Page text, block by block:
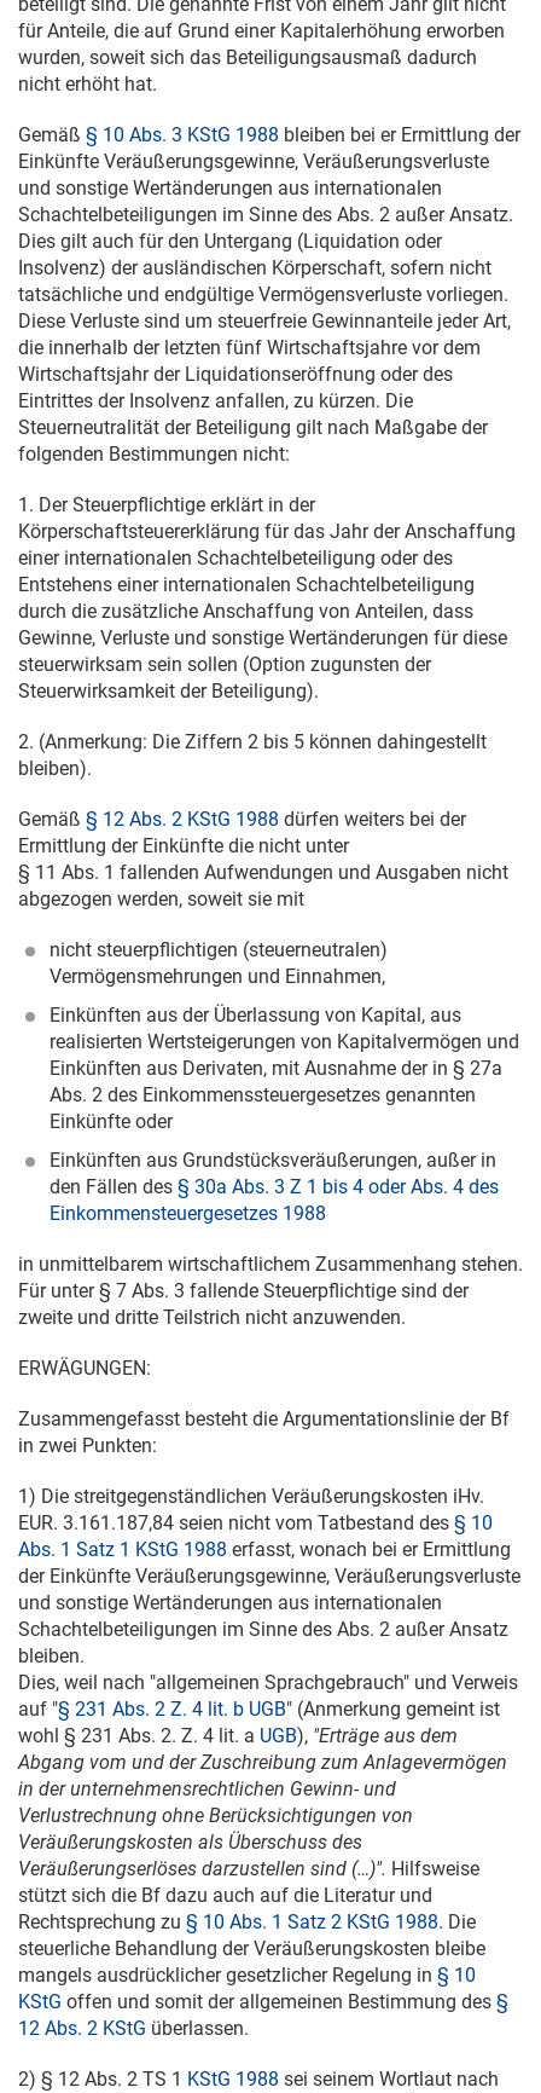
für Anteile, die auf Grund einer Kapitalerhöhung erworben
wurden, soweit sich das Beteiligungsausmaß dadurch
nicht erhöht hat.
Gemäß § 10 Abs. 3 KStG 1988 bleiben bei er Ermittlung der
Einkünfte Veräußerungsgewinne, Veräußerungsverluste
und sonstige Wertänderungen aus internationalen
Schachtelbeteiligungen im Sinne des Abs. 2 außer Ansatz.
Dies gilt auch für den Untergang (Liquidation oder
Insolvenz) der ausländischen Körperschaft, sofern nicht
tatsächliche und endgültige Vermögensverluste vorliegen.
Diese Verluste sind um steuerfreie Gewinnanteile jeder Art,
die innerhalb der letzten fünf Wirtschaftsjahre vor dem
Wirtschaftsjahr der Liquidationseröffnung oder des
Eintrittes der Insolvenz anfallen, zu kürzen. Die
Steuerneutralität der Beteiligung gilt nach Maßgabe der
folgenden Bestimmungen nicht:
1. Der Steuerpflichtige erklärt in der
Körperschaftsteuererklärung für das Jahr der Anschaffung
einer internationalen Schachtelbeteiligung oder des
Entstehens einer internationalen Schachtelbeteiligung
durch die zusätzliche Anschaffung von Anteilen, dass
Gewinne, Verluste und sonstige Wertänderungen für diese
steuerwirksam sein sollen (Option zugunsten der
Steuerwirksamkeit der Beteiligung).
2. (Anmerkung: Die Ziffern 2 bis 5 können dahingestellt
bleiben).
Gemäß § 12 Abs. 2 KStG 1988 dürfen weiters bei der
Ermittlung der Einkünfte die nicht unter
§ 11 Abs. 1 fallenden Aufwendungen und Ausgaben nicht
abgezogen werden, soweit sie mit
nicht steuerpflichtigen (steuerneutralen)
Vermögensmehrungen und Einnahmen,
Einkünften aus der Überlassung von Kapital, aus
realisierten Wertsteigerungen von Kapitalvermögen und
Einkünften aus Derivaten, mit Ausnahme der in § 27a
Abs. 2 des Einkommenssteuergesetzes genannten
Einkünfte oder
Einkünften aus Grundstücksveräußerungen, außer in
den Fällen des § 30a Abs. 3 Z 1 bis 4 oder Abs. 4 des
Einkommensteuergesetzes 1988
in unmittelbarem wirtschaftlichem Zusammenhang stehen.
Für unter § 7 Abs. 3 fallende Steuerpflichtige sind der
zweite und dritte Teilstrich nicht anzuwenden.
ERWÄGUNGEN:
Zusammengefasst besteht die Argumentationslinie der Bf
in zwei Punkten:
1) Die streitgegenständlichen Veräußerungskosten iHv.
EUR. 3.161.187,84 seien nicht vom Tatbestand des § 10
Abs. 1 Satz 1 KStG 1988 erfasst, wonach bei er Ermittlung
der Einkünfte Veräußerungsgewinne, Veräußerungsverluste
und sonstige Wertänderungen aus internationalen
Schachtelbeteiligungen im Sinne des Abs. 2 außer Ansatz
bleiben.
Dies, weil nach "allgemeinen Sprachgebrauch" und Verweis
auf "§ 231 Abs. 2 Z. 4 lit. b UGB" (Anmerkung gemeint ist
wohl § 231 Abs. 2. Z. 4 lit. a UGB), "Erträge aus dem
Abgang vom und der Zuschreibung zum Anlagevermögen
in der unternehmensrechtlichen Gewinn- und
Verlustrechnung ohne Berücksichtigungen von
Veräußerungskosten als Überschuss des
Veräußerungserlöses darzustellen sind (…)". Hilfsweise
stützt sich die Bf dazu auch auf die Literatur und
Rechtsprechung zu § 10 Abs. 1 Satz 2 KStG 1988. Die
steuerliche Behandlung der Veräußerungskosten bleibe
mangels ausdrücklicher gesetzlicher Regelung in § 10
KStG offen und somit der allgemeinen Bestimmung des §
12 Abs. 2 KStG überlassen.
2) § 12 Abs. 2 TS 1 KStG 1988 sei seinem Wortlaut nach